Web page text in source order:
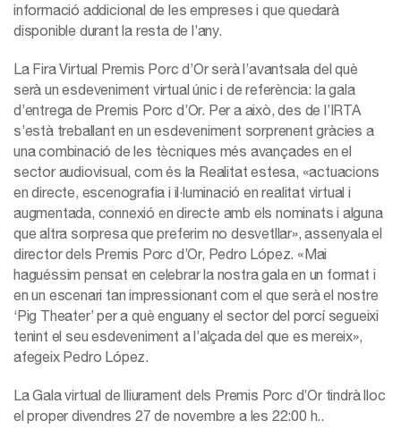
informació addicional de les empreses i que quedarà
disponible durant la resta de l’any.
La Fira Virtual Premis Porc d’Or serà l’avantsala del què
serà un esdeveniment virtual únic i de referència: la gala
d’entrega de Premis Porc d’Or. Per a això, des de l’IRTA
s’està treballant en un esdeveniment sorprenent gràcies a
una combinació de les tècniques més avançades en el
sector audiovisual, com és la Realitat estesa, «actuacions
en directe, escenografia i il·luminació en realitat virtual i
augmentada, connexió en directe amb els nominats i alguna
que altra sorpresa que preferim no desvetllar», assenyala el
director dels Premis Porc d’Or, Pedro López. «Mai
haguéssim pensat en celebrar la nostra gala en un format i
en un escenari tan impressionant com el que serà el nostre
‘Pig Theater’ per a què enguany el sector del porcí segueixi
tenint el seu esdeveniment a l’alçada del que es mereix»,
afegeix Pedro López.
La Gala virtual de lliurament dels Premis Porc d’Or tindrà lloc
el proper divendres 27 de novembre a les 22:00 h..